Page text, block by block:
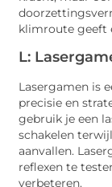
klimroute geeft
L:
Lasergamen is
precisie en
gebruik je een
schakelen
aanvallen.
reflexen te
verbeteren.